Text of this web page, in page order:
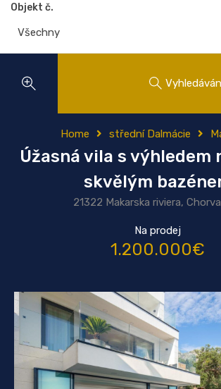
Objekt č.
Home střední Dalmácie
Úžasná vila s výhledem
skvělým
21322 Makarska riviera,
Na prodej
1.200.000€